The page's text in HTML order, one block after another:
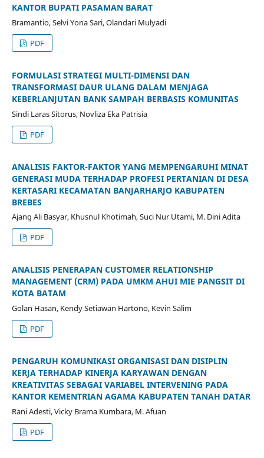
KANTOR BUPATI PASAMAN BARAT
Bramantio, Selvi Yona Sari, Olandari Mulyadi
PDF
FORMULASI STRATEGI MULTI-DIMENSI DAN
TRANSFORMASI DAUR ULANG DALAM MENJAGA
KEBERLANJUTAN BANK SAMPAH BERBASIS KOMUNITAS
Sindi Laras Sitorus, Novliza Eka Patrisia
PDF
ANALISIS FAKTOR-FAKTOR YANG MEMPENGARUHI MINAT
GENERASI MUDA TERHADAP PROFESI PERTANIAN DI DESA
KERTASARI KECAMATAN BANJARHARJO KABUPATEN
BREBES
Ajang Ali Basyar, Khusnul Khotimah, Suci Nur Utami, M. Dini Adita
PDF
ANALISIS PENERAPAN CUSTOMER RELATIONSHIP
MANAGEMENT (CRM) PADA UMKM AHUI MIE PANGSIT DI
KOTA BATAM
Golan Hasan, Kendy Setiawan Hartono, Kevin Salim
PDF
PENGARUH KOMUNIKASI ORGANISASI DAN DISIPLIN
KERJA TERHADAP KINERJA KARYAWAN DENGAN
KREATIVITAS SEBAGAI VARIABEL INTERVENING PADA
KANTOR KEMENTRIAN AGAMA KABUPATEN TANAH DATAR
Rani Adesti, Vicky Brama Kumbara, M. Afuan
PDF